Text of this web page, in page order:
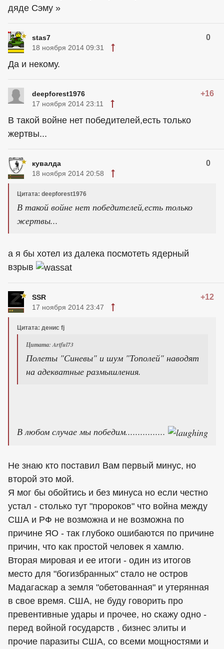
дяде Сэму »
stas7 0
18 ноября 2014 09:31
Да и некому.
deepforest1976 +16
17 ноября 2014 23:11
В такой войне нет победителей,есть только
жертвы...
кувалда 0
18 ноября 2014 20:58
Цитата: deepforest1976
В такой войне нет победителей,есть только
жертвы...
а я бы хотел из далека посмотеть ядерный
взрыв
SSR +12
17 ноября 2014 23:47
Цитата: денис fj
Цитата: Artful73
Полеты "Синевы" и шум "Тополей" наводят
на адекватные размышления.
В любом случае мы победим................
Не знаю кто поставил Вам первый минус, но
второй это мой.
Я мог бы обойтись и без минуса но если честно
устал - столько тут "пророков" что война между
США и РФ не возможна и не возможна по
причине ЯО - так глубоко ошибаются по причине
причин, что как простой человек я хамлю.
Вторая мировая и ее итоги - один из итогов
место для "богизбранных" стало не остров
Мадагаскар а земля "обетованная" и утерянная
в свое время. США, не буду говорить про
превентивные удары и прочее, но скажу одно -
перед войной государств , бизнес элиты и
прочие паразиты США, со всеми мощностями и